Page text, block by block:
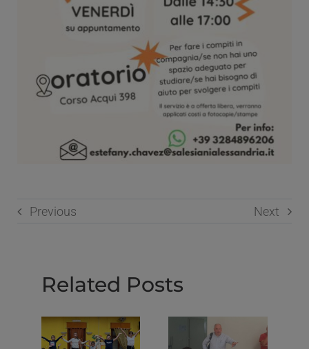
Previous Next
Related Posts